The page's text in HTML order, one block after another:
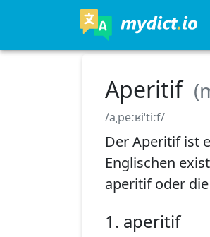
Aperitif
/aˌpeːʁiˈtiːf/
Der Aperitif ist
Englischen
aperitif oder
1. aperitif